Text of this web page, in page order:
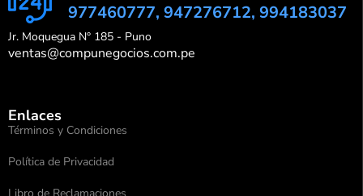
977460777, 947276712, 994183037
Jr. Moquegua N° 185 - Puno
ventas@compunegocios.com.pe
Enlaces
Términos y Condiciones
Política de Privacidad